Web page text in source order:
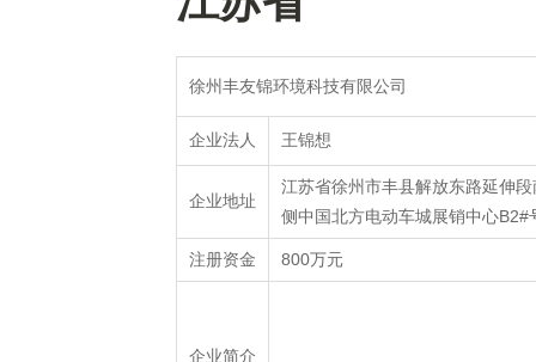
徐州丰友锦环境科技有限公司
企业法人 王锦想
企业地址
江苏省徐州市丰县解放东路延伸
侧中国北方电动车城展销中心B2#
注册资金 800万元
企业简介